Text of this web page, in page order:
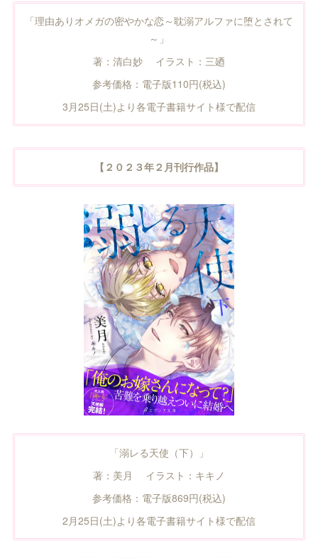
「理由ありオメガの密やかな恋～耽溺アルファに堕とされて
～」
著：清白妙 イラスト：三廼
参考価格：電子版110円(税込)
3月25日(土)より各電子書籍サイト様で配信
【２０２３年２月刊行作品】
「溺レる天使（下）」
著：美月 イラスト：キキノ
参考価格：電子版869円(税込)
2月25日(土)より各電子書籍サイト様で配信